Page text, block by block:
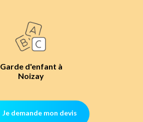
Garde d'enfant à
Noizay
Je demande mon devis